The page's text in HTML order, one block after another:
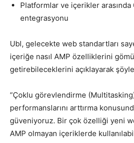
Platformlar ve içerikler arasında
entegrasyonu
Ubl, gelecekte web standartları
içeriğe nasıl AMP özelliklerini
getirebileceklerini açıklayarak
“Çoklu görevlendirme
performanslarını arttırma
güveniyoruz. Bir çok özelliği yeni
AMP olmayan içeriklerde